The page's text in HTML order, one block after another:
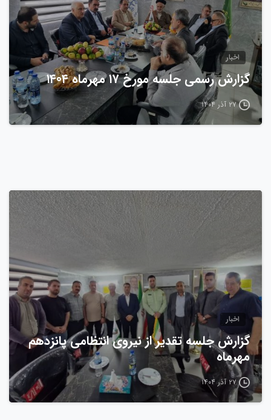
اخبار
گزارش رسمی جلسه مورخ ۱۷ مهرماه ۱۴۰۴
۲۷ آذر ۱۴۰۴
0
اخبار
گزارش جلسه تقدیر از نیروی انتظامی پانزدهم
مهرماه
۲۷ آذر ۱۴۰۴